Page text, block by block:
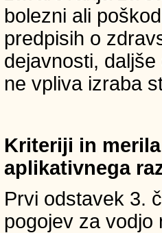
bolezni ali
predpisih o
dejavnosti,
ne vpliva izraba
Kriteriji in
aplikativnega
Prvi odstavek 3.
pogojev za vodjo